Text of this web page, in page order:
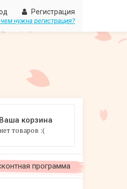
Регистрация
нужна регистрация?
Ваша корзина
нет товаров :(
программа